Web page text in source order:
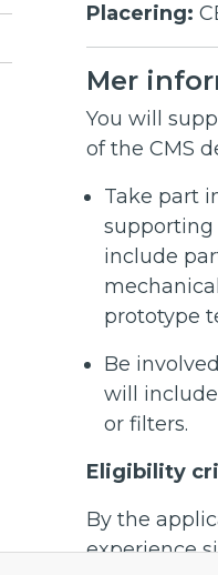
Placering:
Mer
You will
of the CMS
Take part
supporting
include
prototype
Be
will
or filters.
Eligibility
By the
experience